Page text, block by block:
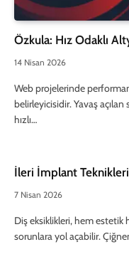
Özkula: Hız Odaklı
14 Nisan 2026
Web projelerinde
belirleyicisidir. Yavaş
hızlı…
İleri İmplant Teknikleri
7 Nisan 2026
Diş eksiklikleri, hem
sorunlara yol açabilir.